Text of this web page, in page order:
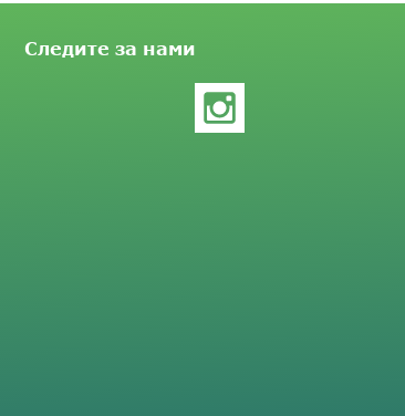
Следите за нами